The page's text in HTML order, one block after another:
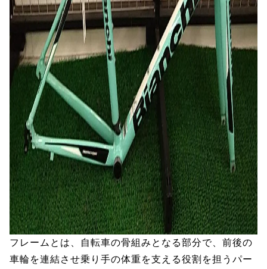
フレームとは、自転車の骨組みとなる部分で、前後の
車輪を連結させ乗り手の体重を支える役割を担うパー